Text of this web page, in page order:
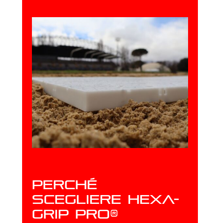
Perché
scegliere HEXA-
GRIP Pro®